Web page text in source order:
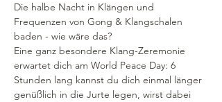
Die halbe Nacht in Klängen und
Frequenzen von Gong & Klangschalen
baden - wie wäre das?
Eine ganz besondere Klang-Zeremonie
erwartet dich am World Peace Day: 6
Stunden lang kannst du dich einmal länger
genüßlich in die Jurte legen, wirst dabei